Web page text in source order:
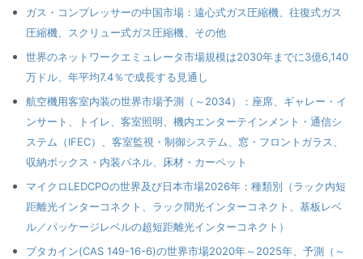
ガス・コンプレッサーの中国市場：遠心式ガス圧縮機、往復式ガス
圧縮機、スクリュー式ガス圧縮機、その他
世界のネットワークエミュレータ市場規模は2030年までに3億6,140
万ドル、年平均7.4％で成長する見通し
航空機用客室内装の世界市場予測（～2034）：座席、ギャレー・イ
ンサート、トイレ、客室照明、機内エンターテインメント・通信シ
ステム（IFEC）、客室監視・制御システム、窓・フロントガラス、
収納ボックス・内装パネル、床材・カーペット
マイクロLEDCPOの世界及び日本市場2026年：種類別（ラック内短
距離光インターコネクト、ラック間光インターコネクト、基板レベ
ル／パッケージレベルの超短距離光インターコネクト）
ブタカイン(CAS 149-16-6)の世界市場2020年～2025年、予測（～